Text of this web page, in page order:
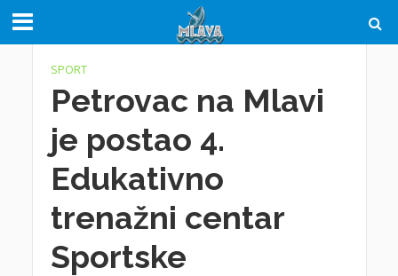
SPORT
Petrovac na Mlavi
je postao 4.
Edukativno
trenažni centar
Sportske